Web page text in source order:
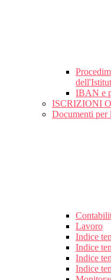
IBAN e
ISCRIZIONI
Documenti per
Lavoro
Indice
Indice
Indice
Indice